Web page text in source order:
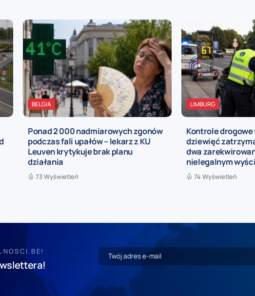
BELGIA
Ponad 2 000 nadmiarowych zgonów
podczas fali upałów – lekarz z KU
Leuven krytykuje brak planu
działania
73 Wyświetleń
LIMBURG
Kontrole drogowe
dziewięć
dwa
nielegalnym
74 Wyświetleń